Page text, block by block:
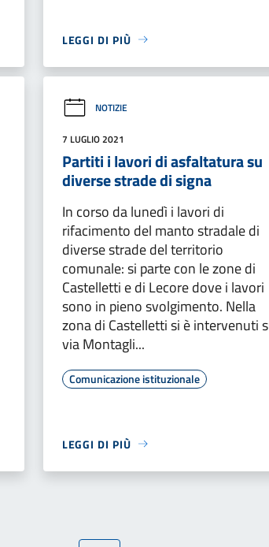
LEGGI DI PIÙ
NOTIZIE
7 LUGLIO 2021
Partiti i lavori di asfaltatura su
diverse strade di signa
In corso da lunedì i lavori di
rifacimento del manto stradale di
diverse strade del territorio
comunale: si parte con le zone di
Castelletti e di Lecore dove i lavori
sono in pieno svolgimento. Nella
zona di Castelletti si è intervenuti
via Montagli...
Comunicazione istituzionale
LEGGI DI PIÙ